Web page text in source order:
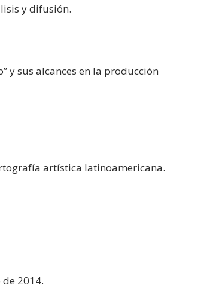
y difusión.
y sus alcances en la producción
artística latinoamericana.
2014.